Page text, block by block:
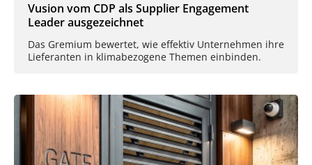
Vusion vom CDP als Supplier Engagement
Leader ausgezeichnet
Das Gremium bewertet, wie effektiv Unternehmen ihre
Lieferanten in klimabezogene Themen einbinden.